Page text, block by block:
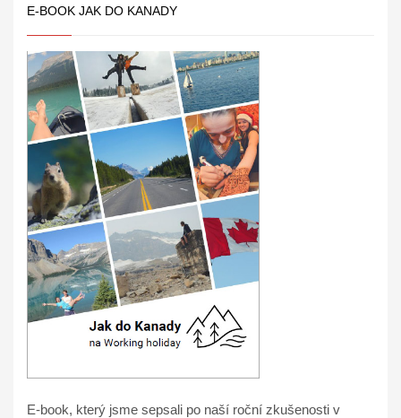
E-BOOK JAK DO KANADY
E-book, který jsme sepsali po naší roční zkušenosti v